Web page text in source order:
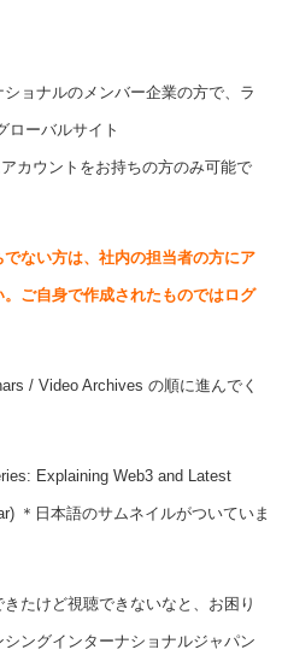
ョナルのメンバー企業の方で、ラ
ローバルサイト
カウントをお持ちの方のみ可能で
ない方は、社内の担当者の方にア
ご自身で作成されたものではログ
/ Video Archives の順に進んでく
Explaining Web3 and Latest
＊日本語のサムネイルがついていま
たけど視聴できないなと、お困り
ングインターナショナルジャパン